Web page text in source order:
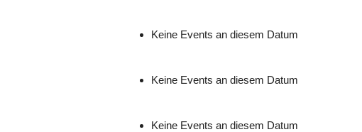
Keine Events an diesem Datum
Keine Events an diesem Datum
Keine Events an diesem Datum